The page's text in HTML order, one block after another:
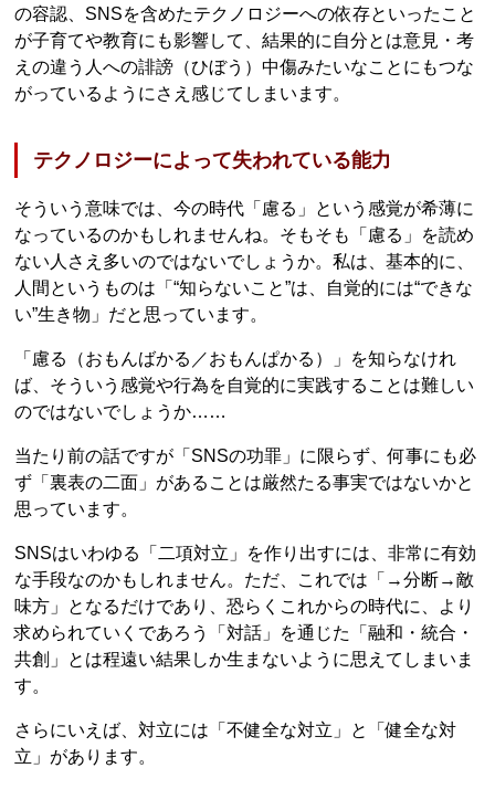
の容認、SNSを含めたテクノロジーへの依存といったこと
が子育てや教育にも影響して、結果的に自分とは意見・考
えの違う人への誹謗（ひぼう）中傷みたいなことにもつな
がっているようにさえ感じてしまいます。
テクノロジーによって失われている能力
そういう意味では、今の時代「慮る」という感覚が希薄に
なっているのかもしれませんね。そもそも「慮る」を読め
ない人さえ多いのではないでしょうか。私は、基本的に、
人間というものは「“知らないこと”は、自覚的には“できな
い”生き物」だと思っています。
「慮る（おもんばかる／おもんぱかる）」を知らなけれ
ば、そういう感覚や行為を自覚的に実践することは難しい
のではないでしょうか……
当たり前の話ですが「SNSの功罪」に限らず、何事にも必
ず「裏表の二面」があることは厳然たる事実ではないかと
思っています。
SNSはいわゆる「二項対立」を作り出すには、非常に有効
な手段なのかもしれません。ただ、これでは「→分断→敵
味方」となるだけであり、恐らくこれからの時代に、より
求められていくであろう「対話」を通じた「融和・統合・
共創」とは程遠い結果しか生まないように思えてしまいま
す。
さらにいえば、対立には「不健全な対立」と「健全な対
立」があります。